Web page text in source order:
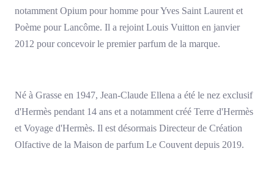
notamment Opium pour homme pour Yves Saint Laurent et
Poème pour Lancôme. Il a rejoint Louis Vuitton en janvier
2012 pour concevoir le premier parfum de la marque.
Né à Grasse en 1947, Jean-Claude Ellena a été le nez exclusif
d'Hermès pendant 14 ans et a notamment créé Terre d'Hermès
et Voyage d'Hermès. Il est désormais Directeur de Création
Olfactive de la Maison de parfum Le Couvent depuis 2019.